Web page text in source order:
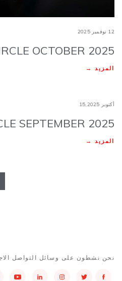
12 نوفمبر 2025
OCTOBER 2025
المزيد →
أكتوبر 15,2025
SEPTEMBER 2025
المزيد →
نحن نشطون على وسائل التواصل